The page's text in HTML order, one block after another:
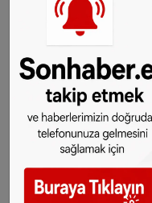
©Sonhaber.eu
Haberlerimizi
Youtube
edebilirsiniz.
WhatsAppta
Hollanda ve diğer
seçtiğimiz